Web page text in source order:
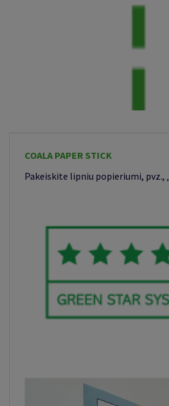
COALA PAPER STICK
Pakeiskite lipniu popieriumi, pvz.,